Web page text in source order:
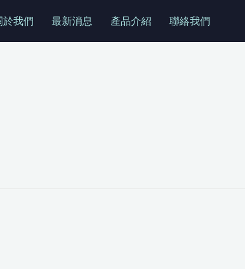
於我們 最新消息 產品介紹 聯絡我們